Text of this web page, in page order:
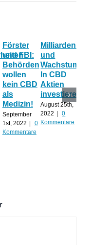
Förster
und FBI:
Behörden
wollen
kein CBD
als
Medizin!
September
1st, 2022
0
Kommentare
und
Wachstum:
In CBD
Aktien
investieren?
August 25th,
2022
0
Kommentare